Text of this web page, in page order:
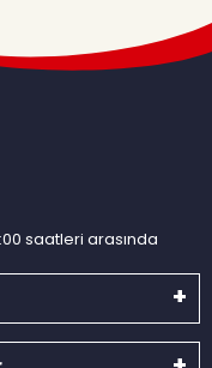
saatleri arasında